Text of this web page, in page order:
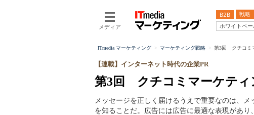
メディア
B2B 戦略
ホワイトペー
ITmedia マーケティング マーケティング戦略 第3回 クチコミ
第3回 クチコミマーケティ
【連載】インターネット時代の企業PR
メッセージを正しく届けるうえで重要なのは、
を知ることだ。広告には広告に最適な表現があ